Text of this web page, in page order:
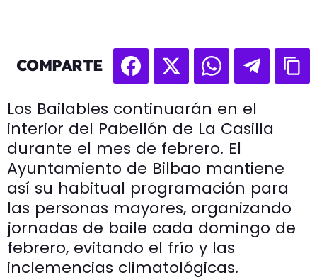
COMPARTE
Los Bailables continuarán en el
interior del Pabellón de La Casilla
durante el mes de febrero. El
Ayuntamiento de Bilbao mantiene
así su habitual programación para
las personas mayores, organizando
jornadas de baile cada domingo de
febrero, evitando el frío y las
inclemencias climatológicas.